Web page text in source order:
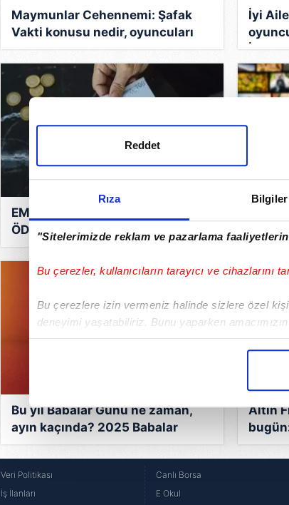
Rıza Bilgiler
"Sitelerimizde reklam ve pazarlama
Bu çerezler, kullanıcıların tarayıcı ve cihazlarını
Bu çerezlere izin vermeniz halinde sizlere özel
deneyimi yaşatabiliriz. Bunu yaparken
içerikleri sunabilmek adına elimizden gelen
noktasında tek gelir kalemimiz olduğunu sizlere
Her halükârda, kullanıcılar, bu çerezlere izin
Sizlere daha iyi bir hizmet sunabilmek için
çerezler vasıtasıyla çeşitli kişisel verileriniz
amacıyla kullanılmaktadır. Diğer çerezler,
reklam/pazarlama faaliyetlerinin yapılması,
Reddet
Maymunlar Cehennemi: Şafak
Vakti konusu nedir, oyuncuları
kimler? Yabancı Sinema: Bu
akşam TV'de
İyi
İyi
EMEKLİ BAYRAM İKRAMİYESİ
ÖDEME TAKVİMİ: SSK (4A), Bağ-
Kur (4B) ve Emekli Sandığı (4C)
emekli bayram ikramiyesi yattı
mı, ne zaman yatacak?
AB ve
dünün
Bu yıl Babalar Günü ne zaman,
ayın kaçında? 2025 Babalar
Günü için geri sayım başladı!
Altın
Veri Politikası
İş İlanları
Canlı Borsa
E Okul